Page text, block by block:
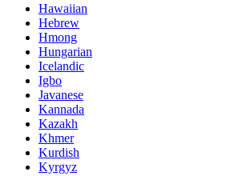
Hawaiian
Hebrew
Hmong
Hungarian
Icelandic
Igbo
Javanese
Kannada
Kazakh
Khmer
Kurdish
Kyrgyz